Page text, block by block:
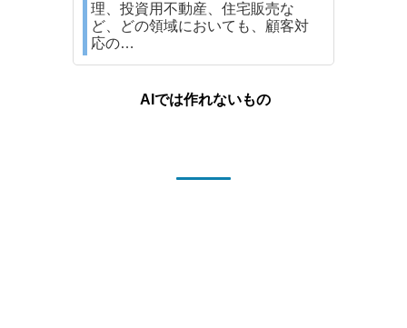
理、投資用不動産、住宅販売な
ど、どの領域においても、顧客対
応の…
AIでは作れないもの